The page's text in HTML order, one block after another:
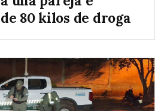
80 kilos de droga